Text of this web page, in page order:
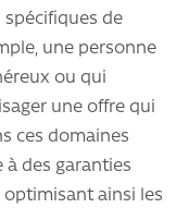
de
une personne
ou qui
une offre qui
ces domaines
à des garanties
ainsi les